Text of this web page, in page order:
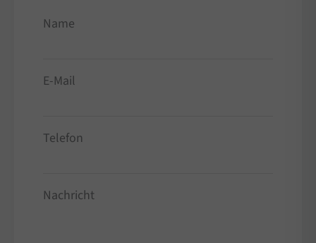
Name
E-Mail
Telefon
Nachricht